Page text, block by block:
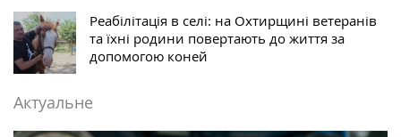
Реабілітація в селі: на Охтирщині ветеранів
та їхні родини повертають до життя за
допомогою коней
Актуальне